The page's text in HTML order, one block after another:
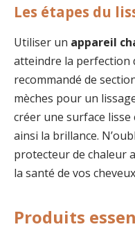
Les étapes du
Utiliser un appareil
atteindre la perfection
recommandé de
mèches pour un
créer une surface
ainsi la brillance.
protecteur de chaleur
la santé de vos
Produits